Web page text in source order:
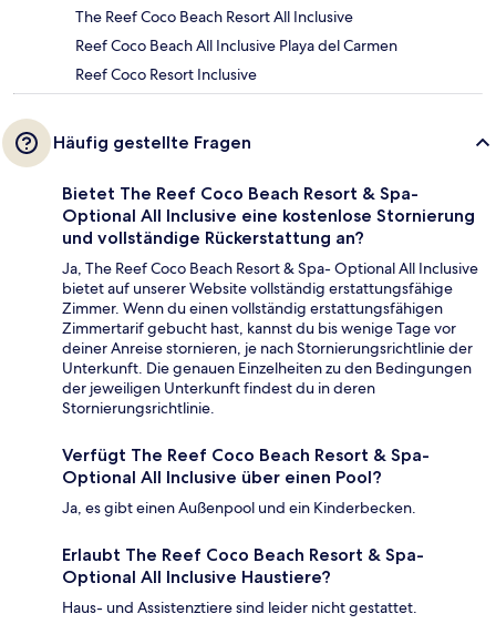
The Reef Coco Beach Resort All Inclusive
Reef Coco Beach All Inclusive Playa del Carmen
Reef Coco Resort Inclusive
Häufig gestellte Fragen
Bietet The Reef Coco Beach Resort & Spa-
Optional All Inclusive eine kostenlose Stornierung
und vollständige Rückerstattung an?
Ja, The Reef Coco Beach Resort & Spa- Optional All Inclusive
bietet auf unserer Website vollständig erstattungsfähige
Zimmer. Wenn du einen vollständig erstattungsfähigen
Zimmertarif gebucht hast, kannst du bis wenige Tage vor
deiner Anreise stornieren, je nach Stornierungsrichtlinie der
Unterkunft. Die genauen Einzelheiten zu den Bedingungen
der jeweiligen Unterkunft findest du in deren
Stornierungsrichtlinie.
Verfügt The Reef Coco Beach Resort & Spa-
Optional All Inclusive über einen Pool?
Ja, es gibt einen Außenpool und ein Kinderbecken.
Erlaubt The Reef Coco Beach Resort & Spa-
Optional All Inclusive Haustiere?
Haus- und Assistenztiere sind leider nicht gestattet.